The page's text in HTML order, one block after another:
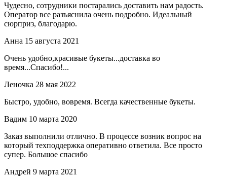
Чудесно, сотрудники постарались доставить нам радость.
Оператор все разъяснила очень подробно. Идеальный
сюрприз, благодарю.
Анна 15 августа 2021
Очень удобно,красивые букеты...доставка во
время...Спасибо!...
Леночка 28 мая 2022
Быстро, удобно, вовремя. Всегда качественные букеты.
Вадим 10 марта 2020
Заказ выполнили отлично. В процессе возник вопрос на
который техподдержка оперативно ответила. Все просто
супер. Большое спасибо
Андрей 9 марта 2021